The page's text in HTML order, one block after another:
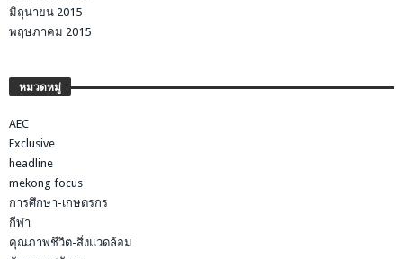
มิถุนายน 2015
พฤษภาคม 2015
หมวดหมู่
AEC
Exclusive
headline
mekong focus
การศึกษา-เกษตรกร
กีฬา
คุณภาพชีวิต-สิ่งแวดล้อม